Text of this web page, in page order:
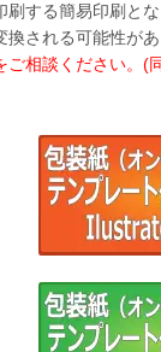
する簡易印刷とな
される可能性があ
相談ください。(